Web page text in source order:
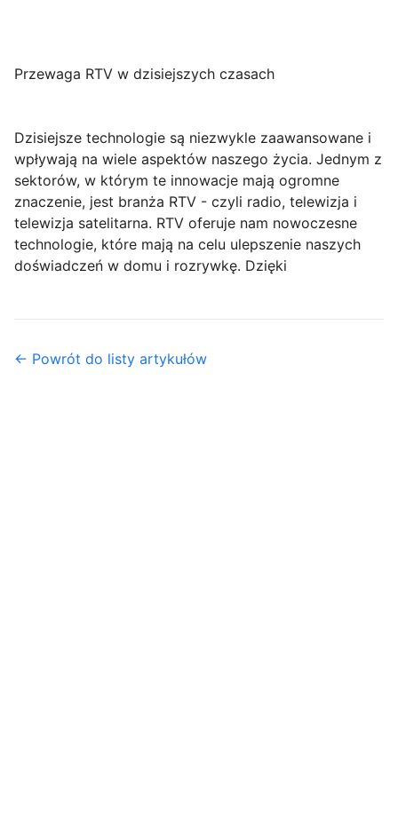
Przewaga RTV w dzisiejszych czasach
Dzisiejsze technologie są niezwykle zaawansowane i
wpływają na wiele aspektów naszego życia. Jednym z
sektorów, w którym te innowacje mają ogromne
znaczenie, jest branża RTV - czyli radio, telewizja i
telewizja satelitarna. RTV oferuje nam nowoczesne
technologie, które mają na celu ulepszenie naszych
doświadczeń w domu i rozrywkę. Dzięki
← Powrót do listy artykułów